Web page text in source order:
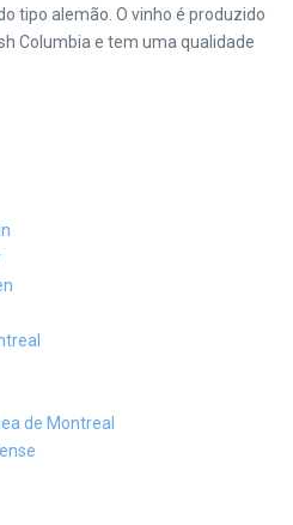
tipo alemão. O vinho é produzido
Columbia e tem uma qualidade
de Montreal